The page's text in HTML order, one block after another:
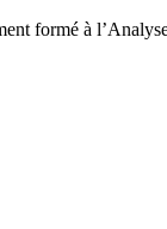
formé à